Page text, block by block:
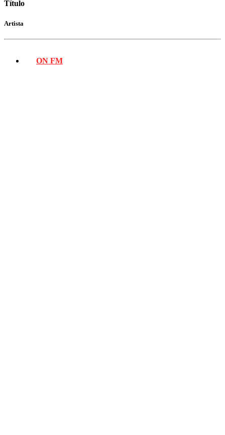
Título
Artista
ON FM